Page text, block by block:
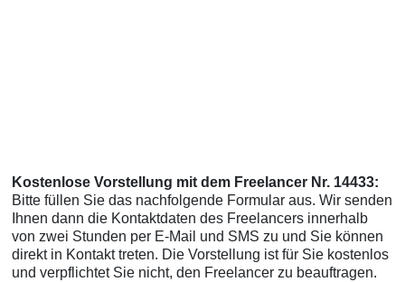
Kostenlose Vorstellung mit dem Freelancer Nr. 14433:
Bitte füllen Sie das nachfolgende Formular aus. Wir senden
Ihnen dann die Kontaktdaten des Freelancers innerhalb
von zwei Stunden per E-Mail und SMS zu und Sie können
direkt in Kontakt treten. Die Vorstellung ist für Sie kostenlos
und verpflichtet Sie nicht, den Freelancer zu beauftragen.